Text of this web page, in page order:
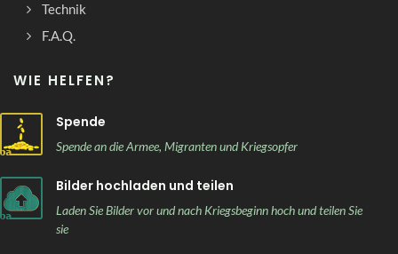
Technik
F.A.Q.
WIE HELFEN?
Spende
Spende an die Armee, Migranten und Kriegsopfer
Bilder hochladen und teilen
Laden Sie Bilder vor und nach Kriegsbeginn hoch und teilen Sie
sie